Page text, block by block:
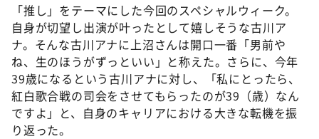
「推し」をテーマにした今回のスペシャルウィーク。
自身が切望し出演が叶ったとして嬉しそうな古川ア
ナ。そんな古川アナに上沼さんは開口一番「男前や
ね、生のほうがずっといい」と称えた。さらに、今年
39歳になるという古川アナに対し、「私にとったら、
紅白歌合戦の司会をさせてもらったのが39（歳）なん
ですよ」と、自身のキャリアにおける大きな転機を振
り返った。